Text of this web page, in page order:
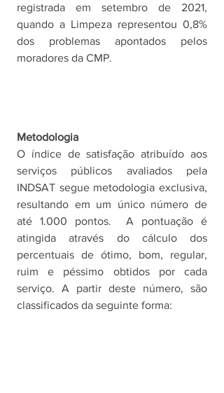
registrada em setembro de 2021,
quando a Limpeza representou 0,8%
dos problemas apontados pelos
moradores da CMP.
Metodologia
O índice de satisfação atribuído aos
serviços públicos avaliados pela
INDSAT segue metodologia exclusiva,
resultando em um único número de
até 1.000 pontos.  A pontuação é
atingida através do cálculo dos
percentuais de ótimo, bom, regular,
ruim e péssimo obtidos por cada
serviço. A partir deste número, são
classificados da seguinte forma: